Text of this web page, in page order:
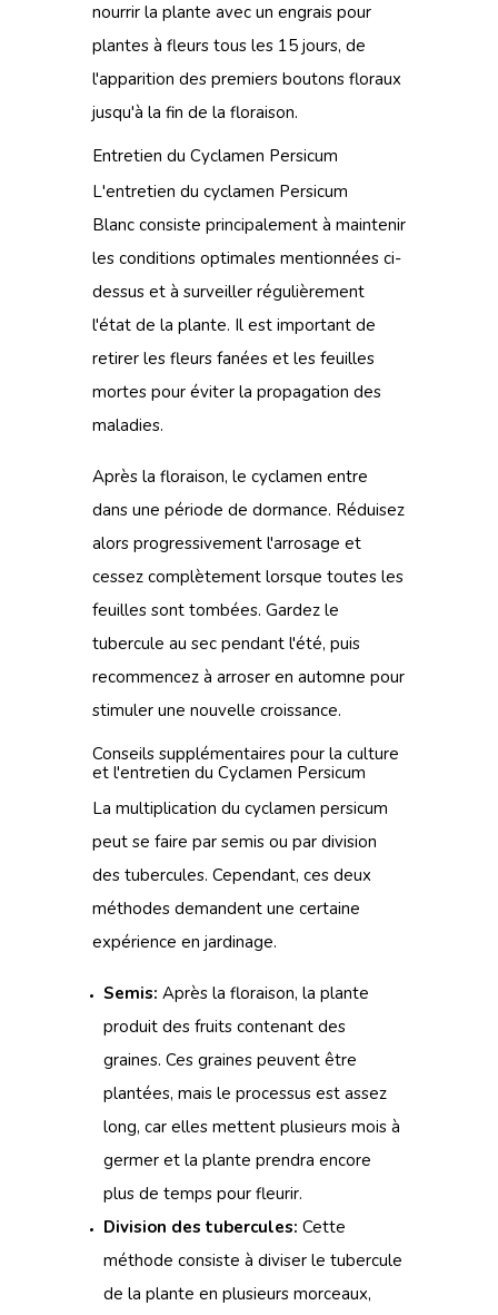
nourrir la plante avec un engrais pour
plantes à fleurs tous les 15 jours, de
l'apparition des premiers boutons floraux
jusqu'à la fin de la floraison.
Entretien du Cyclamen Persicum
L'entretien du cyclamen Persicum
Blanc consiste principalement à maintenir
les conditions optimales mentionnées ci-
dessus et à surveiller régulièrement
l'état de la plante. Il est important de
retirer les fleurs fanées et les feuilles
mortes pour éviter la propagation des
maladies.
Après la floraison, le cyclamen entre
dans une période de dormance. Réduisez
alors progressivement l'arrosage et
cessez complètement lorsque toutes les
feuilles sont tombées. Gardez le
tubercule au sec pendant l'été, puis
recommencez à arroser en automne pour
stimuler une nouvelle croissance.
Conseils supplémentaires pour la culture
et l'entretien du Cyclamen Persicum
La multiplication du cyclamen persicum
peut se faire par semis ou par division
des tubercules. Cependant, ces deux
méthodes demandent une certaine
expérience en jardinage.
Semis: Après la floraison, la plante
produit des fruits contenant des
graines. Ces graines peuvent être
plantées, mais le processus est assez
long, car elles mettent plusieurs mois à
germer et la plante prendra encore
plus de temps pour fleurir.
Division des tubercules: Cette
méthode consiste à diviser le tubercule
de la plante en plusieurs morceaux,